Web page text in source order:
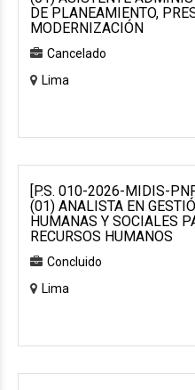
DE PLANEAMIENTO,
MODERNIZACIÓN
Cancelado
Lima
[P.S. 010-2026-MIDIS-
(01) ANALISTA EN
HUMANAS Y SOCIALES
RECURSOS HUMANOS
Concluido
Lima